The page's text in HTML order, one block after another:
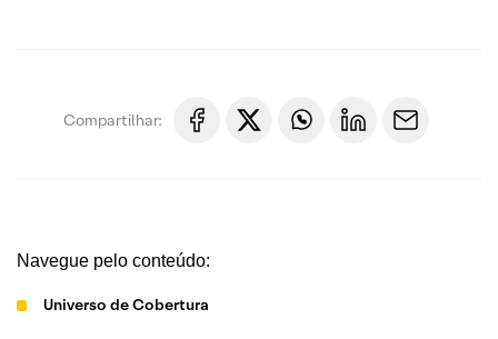
Compartilhar:
Navegue pelo conteúdo:
Universo de Cobertura